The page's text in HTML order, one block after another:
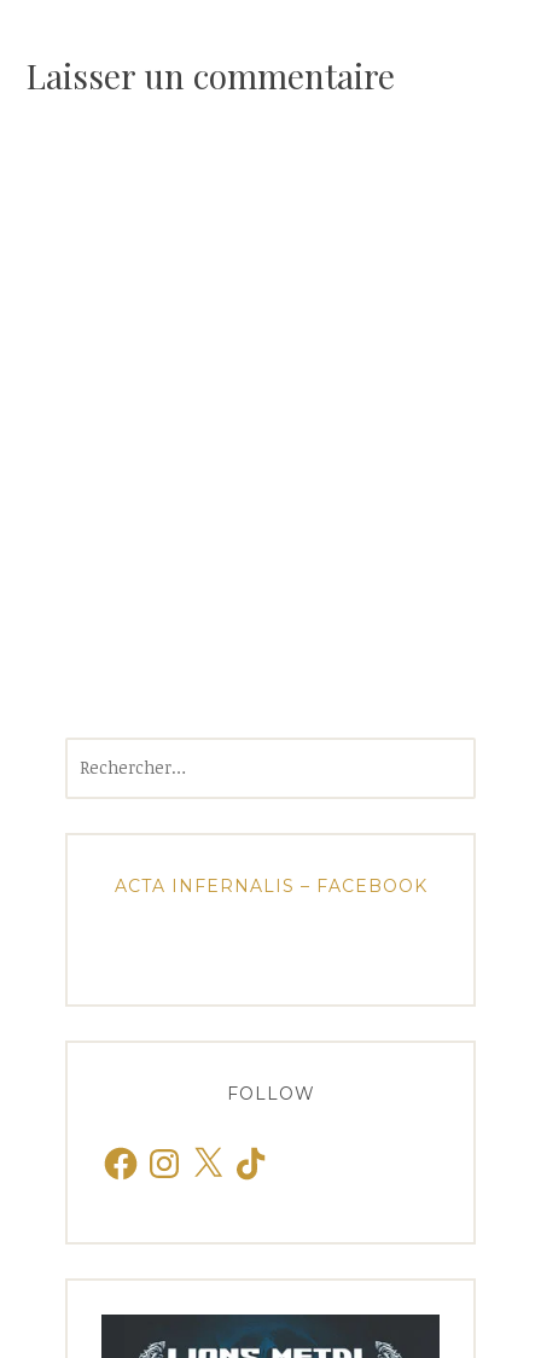
l’article
Laisser un commentaire
ACTA INFERNALIS – FACEBOOK
FOLLOW
FacebookInstagram
X TikTok